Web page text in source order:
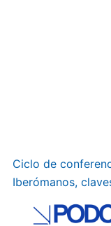
Ciclo de
Iberómanos,